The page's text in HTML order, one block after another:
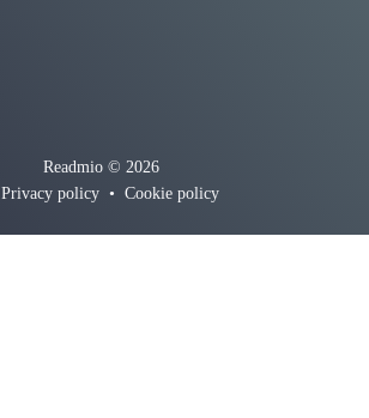
Readmio © 2026
Privacy policy • Cookie policy